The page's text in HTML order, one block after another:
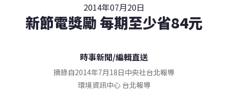
2014年07月20日
新節電獎勵 每期至少省84元
時事新聞/編輯直送
摘錄自2014年7月18日中央社台北報導
環境資訊中心 台北報導